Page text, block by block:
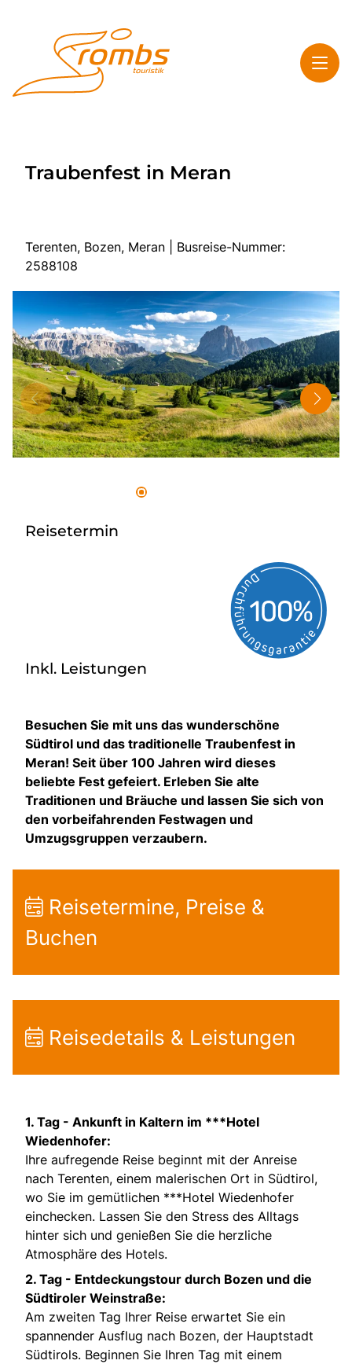
Highlights
Mehrtagesreisen
Tagesreisen
Bus anmieten
Rombs Touristik
Kontakt & Info
Traubenfest in Meran
Terenten, Bozen, Meran | Busreise-Nummer:
2588108
Reisetermin
Inkl. Leistungen
Besuchen Sie mit uns das wunderschöne
Südtirol und das traditionelle Traubenfest in
Meran! Seit über 100 Jahren wird dieses
beliebte Fest gefeiert. Erleben Sie alte
Traditionen und Bräuche und lassen Sie sich von
den vorbeifahrenden Festwagen und
Umzugsgruppen verzaubern.
Reisetermine, Preise &
Buchen
Reisedetails & Leistungen
1. Tag - Ankunft in Kaltern im ***Hotel
Wiedenhofer:
Ihre aufregende Reise beginnt mit der Anreise
nach Terenten, einem malerischen Ort in Südtirol,
wo Sie im gemütlichen ***Hotel Wiedenhofer
einchecken. Lassen Sie den Stress des Alltags
hinter sich und genießen Sie die herzliche
Atmosphäre des Hotels.
2. Tag - Entdeckungstour durch Bozen und die
Südtiroler Weinstraße:
Am zweiten Tag Ihrer Reise erwartet Sie ein
spannender Ausflug nach Bozen, der Hauptstadt
Südtirols. Beginnen Sie Ihren Tag mit einem